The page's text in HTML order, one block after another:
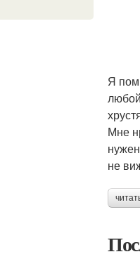
Я
Мне
не